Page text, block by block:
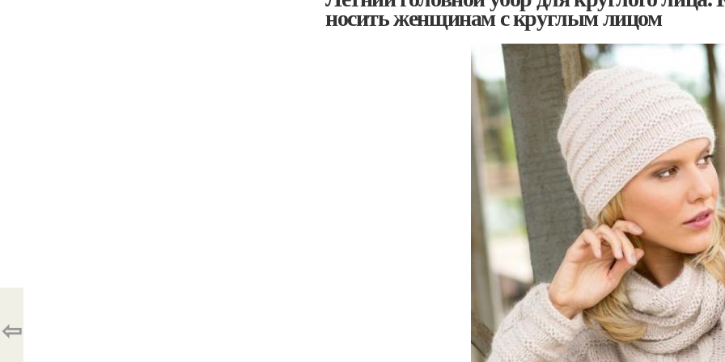
носить женщинам с круглым лицом
⇦